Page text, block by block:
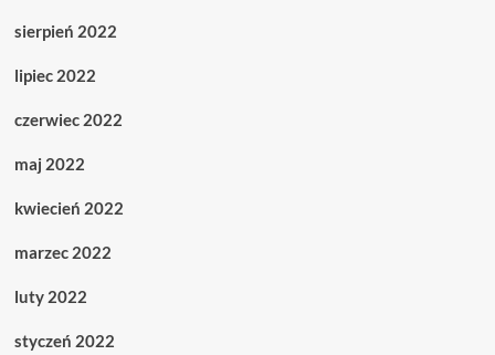
sierpień 2022
lipiec 2022
czerwiec 2022
maj 2022
kwiecień 2022
marzec 2022
luty 2022
styczeń 2022